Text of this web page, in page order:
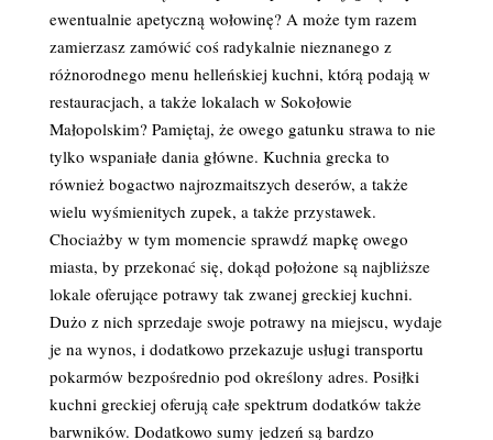
ewentualnie apetyczną wołowinę? A może tym razem
zamierzasz zamówić coś radykalnie nieznanego z
różnorodnego menu helleńskiej kuchni, którą podają w
restauracjach, a także lokalach w Sokołowie
Małopolskim? Pamiętaj, że owego gatunku strawa to nie
tylko wspaniałe dania główne. Kuchnia grecka to
również bogactwo najrozmaitszych deserów, a także
wielu wyśmienitych zupek, a także przystawek.
Chociażby w tym momencie sprawdź mapkę owego
miasta, by przekonać się, dokąd położone są najbliższe
lokale oferujące potrawy tak zwanej greckiej kuchni.
Dużo z nich sprzedaje swoje potrawy na miejscu, wydaje
je na wynos, i dodatkowo przekazuje usługi transportu
pokarmów bezpośrednio pod określony adres. Posiłki
kuchni greckiej oferują całe spektrum dodatków także
barwników. Dodatkowo sumy jedzeń są bardzo